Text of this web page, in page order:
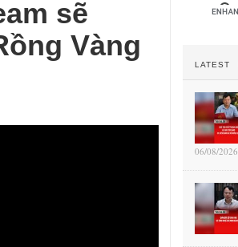
sẽ
Vàng
LATEST
06/08/2026